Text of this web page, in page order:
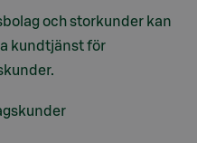
och storkunder kan
kundtjänst för